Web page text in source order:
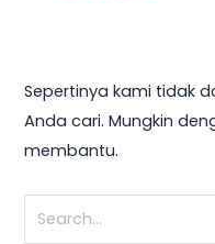
Sepertinya kami tidak
Anda cari. Mungkin
membantu.